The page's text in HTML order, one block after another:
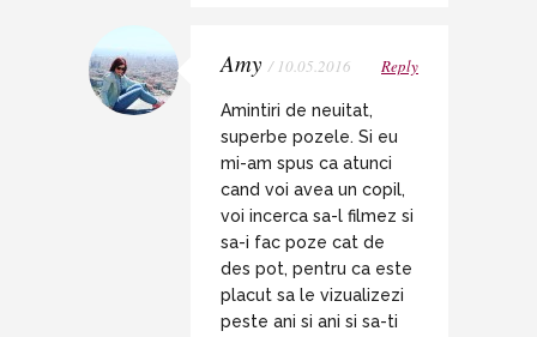
Amy / 10.05.2016 Reply
Amintiri de neuitat,
superbe pozele. Si eu
mi-am spus ca atunci
cand voi avea un copil,
voi incerca sa-l filmez si
sa-i fac poze cat de
des pot, pentru ca este
placut sa le vizualizezi
peste ani si ani si sa-ti